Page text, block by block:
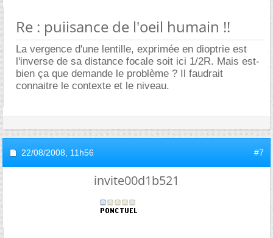
Re : puiisance de l'oeil humain !!
La vergence d'une lentille, exprimée en dioptrie est
l'inverse de sa distance focale soit ici 1/2R. Mais est-
bien ça que demande le problème ? Il faudrait
connaitre le contexte et le niveau.
22/08/2008, 11h56 #7
invite00d1b521